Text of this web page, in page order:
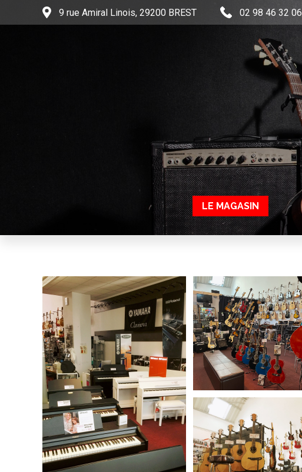
9 rue Amiral Linois, 29200 BREST 02 98 46 32 06
LE MAGASIN